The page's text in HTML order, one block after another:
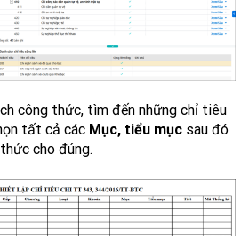
công thức, tìm đến những chỉ tiêu
tất cả các Mục, tiểu mục sau đó
cho đúng.